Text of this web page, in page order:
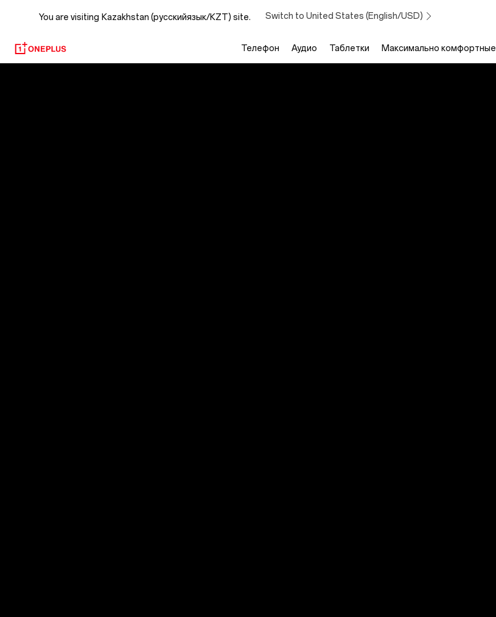
OxygenOS
14
You are visiting Kazakhstan (русскийязык/KZT) site. Switch to United States (English/USD)
Телефон Аудио Таблетки Максимально комфортные